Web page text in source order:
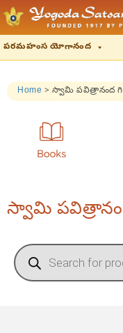
పరమహంస యోగానంద
Home > స్వామి పవిత్రానంద
స్వామి